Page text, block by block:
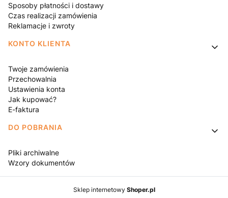
Sposoby płatności i dostawy
Czas realizacji zamówienia
Reklamacje i zwroty
KONTO KLIENTA
Twoje zamówienia
Przechowalnia
Ustawienia konta
Jak kupować?
E-faktura
DO POBRANIA
Pliki archiwalne
Wzory dokumentów
Sklep internetowy Shoper.pl